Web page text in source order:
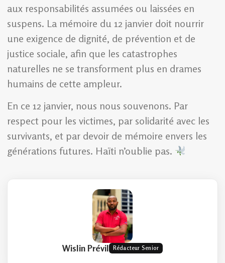
aux responsabilités assumées ou laissées en
suspens. La mémoire du 12 janvier doit nourrir
une exigence de dignité, de prévention et de
justice sociale, afin que les catastrophes
naturelles ne se transforment plus en drames
humains de cette ampleur.
En ce 12 janvier, nous nous souvenons. Par
respect pour les victimes, par solidarité avec les
survivants, et par devoir de mémoire envers les
générations futures. Haïti n’oublie pas.
Wislin Prévil Rédacteur Senior